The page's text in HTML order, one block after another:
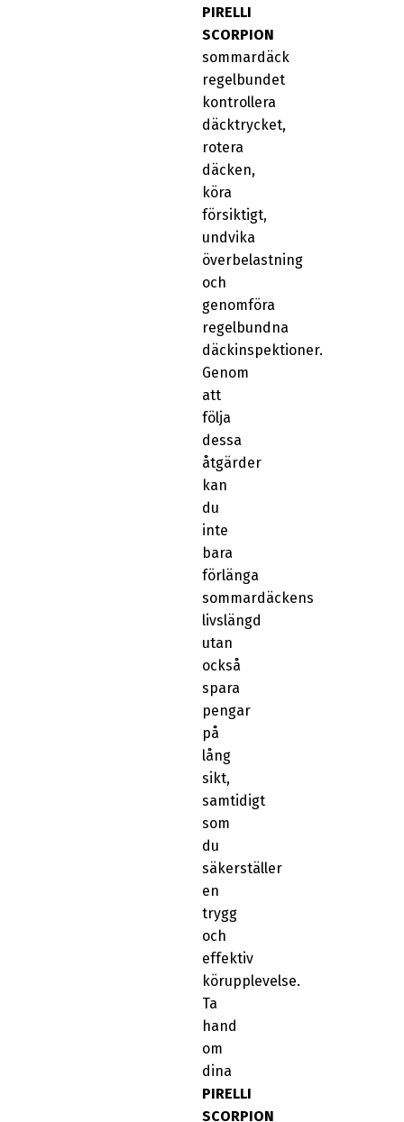
PIRELLI
SCORPION
sommardäck
regelbundet
kontrollera
däcktrycket,
rotera
däcken,
köra
försiktigt,
undvika
överbelastning
och
genomföra
regelbundna
däckinspektioner.
Genom
att
följa
dessa
åtgärder
kan
du
inte
bara
förlänga
sommardäckens
livslängd
utan
också
spara
pengar
på
lång
sikt,
samtidigt
som
du
säkerställer
en
trygg
och
effektiv
körupplevelse.
Ta
hand
om
dina
PIRELLI
SCORPION